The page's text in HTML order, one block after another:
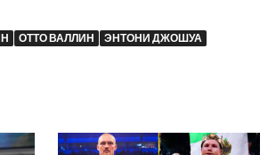
ОТТО ВАЛЛИН ЭНТОНИ ДЖОШУА